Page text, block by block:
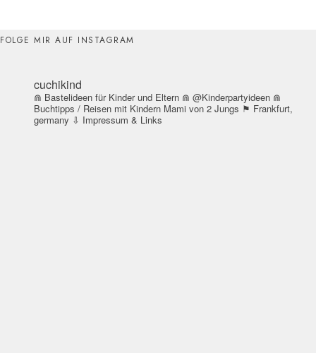
FOLGE MIR AUF INSTAGRAM
cuchikind
⋒ Bastelideen für Kinder und Eltern ⋒ @Kinderpartyideen ⋒
Buchtipps / Reisen mit Kindern Mami von 2 Jungs ⚑ Frankfurt,
germany ⇩ Impressum & Links